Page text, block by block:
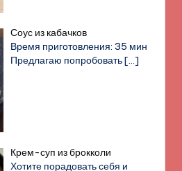
Соус из кабачков
Время приготовления: 35 мин
Предлагаю попробовать[…]
Крем-суп из брокколи
Хотите порадовать себя и